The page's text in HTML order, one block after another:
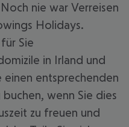
nie war Verreisen
Holidays.
Sie
in Irland und
einen entsprechenden
wenn Sie dies
zu freuen und